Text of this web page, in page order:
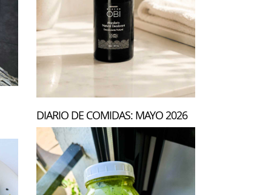
DIARIO DE COMIDAS: MAYO 2026